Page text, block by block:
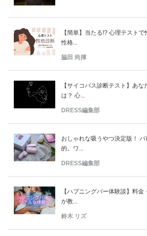
【簡単】当たる!? 心理テスト
性格...
脇田 尚揮
【サイコパス診断テスト】あ
は？ 心...
DRESS編集部
おしゃれな吸うやつ決定版！
的。ワ...
DRESS編集部
【ハプニングバー体験談】料
が教...
鈴木 リズ